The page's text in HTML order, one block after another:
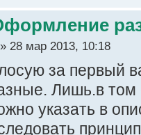
28 мар 2013, 10:18
за первый
Лишь.в том
указать в